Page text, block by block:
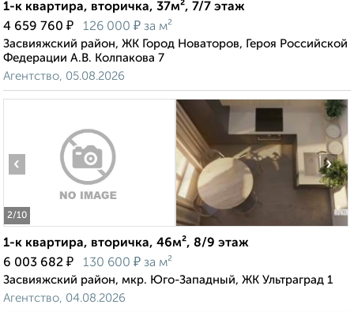
1-к квартира, вторичка, 37м², 7/7 этаж
4 659 760 ₽ 126 000 ₽ за м²
Засвияжский район, ЖК Город Новаторов, Героя Российской
Федерации А.В. Колпакова 7
Агентство, 05.08.2026
2/10
‹ ›
1-к квартира, вторичка, 46м², 8/9 этаж
6 003 682 ₽ 130 600 ₽ за м²
Засвияжский район, мкр. Юго-Западный, ЖК Ультраград 1
Агентство, 04.08.2026